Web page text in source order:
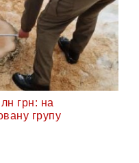
грн: на
групу